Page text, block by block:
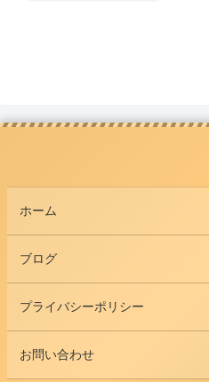
ホーム
ブログ
プライバシーポリシー
お問い合わせ